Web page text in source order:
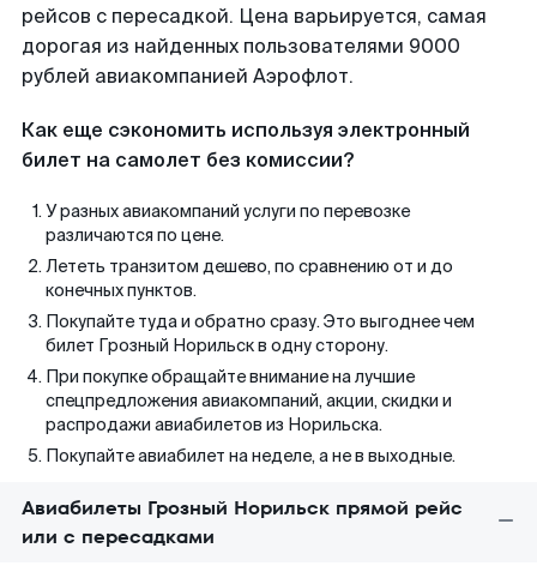
рейсов с пересадкой. Цена варьируется, самая
дорогая из найденных пользователями 9000
рублей авиакомпанией Аэрофлот.
Как еще сэкономить используя электронный
билет на самолет без комиссии?
У разных авиакомпаний услуги по перевозке
различаются по цене.
Лететь транзитом дешево, по сравнению от и до
конечных пунктов.
Покупайте туда и обратно сразу. Это выгоднее чем
билет Грозный Норильск в одну сторону.
При покупке обращайте внимание на лучшие
спецпредложения авиакомпаний, акции, скидки и
распродажи авиабилетов из Норильска.
Покупайте авиабилет на неделе, а не в выходные.
Авиабилеты Грозный Норильск прямой рейс
или с пересадками